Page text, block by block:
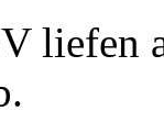
liefen